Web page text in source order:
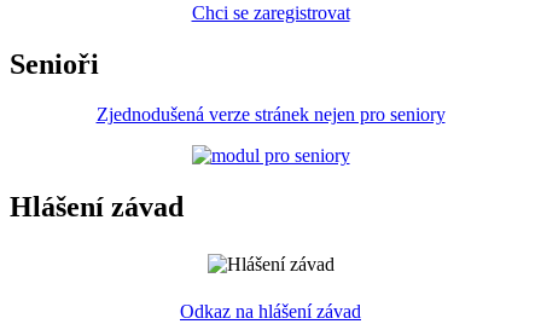
Chci se zaregistrovat
Senioři
Zjednodušená verze stránek nejen pro seniory
Hlášení závad
Odkaz na hlášení závad